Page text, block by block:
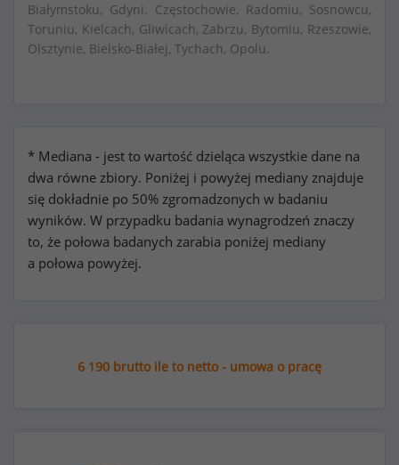
Białymstoku, Gdyni, Częstochowie, Radomiu, Sosnowcu,
Toruniu, Kielcach, Gliwicach, Zabrzu, Bytomiu, Rzeszowie,
Olsztynie, Bielsko-Białej, Tychach, Opolu.
* Mediana - jest to wartość dzieląca wszystkie dane na
dwa równe zbiory. Poniżej i powyżej mediany znajduje
się dokładnie po 50% zgromadzonych w badaniu
wyników. W przypadku badania wynagrodzeń znaczy
to, że połowa badanych zarabia poniżej mediany
a połowa powyżej.
6 190 brutto ile to netto - umowa o pracę